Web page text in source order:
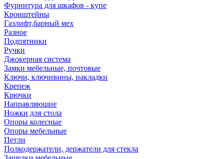
Фурнитура для шкафов - купе
Кронштейны
Газлифт,барный мех
Разное
Подпятники
Ручки
Джокерная система
Замки мебельные, почтовые
Ключи, ключивины, накладки
Крепеж
Крючки
Направляющие
Ножки для стола
Опоры колесные
Опоры мебельные
Петли
Полкодержатели, держатели для стекла